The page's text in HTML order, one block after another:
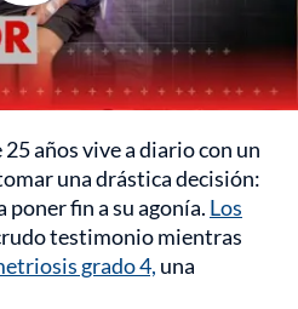
años vive a diario con un
una drástica decisión:
fin a su agonía. Los
testimonio mientras
grado 4, una